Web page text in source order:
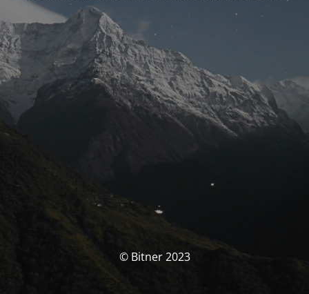
© Bitner 2023